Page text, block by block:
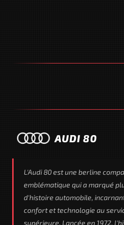
AUDI 80
L'Audi 80 est une berline
emblématique qui a marqué
d'histoire automobile,
confort et technologie au
supérieure. Lancée en 1972,